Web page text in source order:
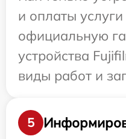
и оплаты
официальную
устройства
виды работ и
5